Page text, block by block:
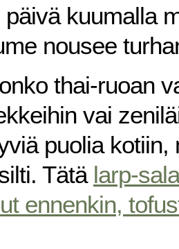
kuumalla
nousee
thai-ruoan
vai
puolia kotiin,
Tätä larp-
ennenkin,